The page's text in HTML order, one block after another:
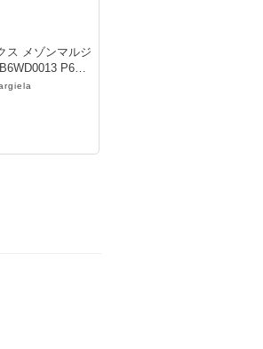
ス メゾンマルジ
P619